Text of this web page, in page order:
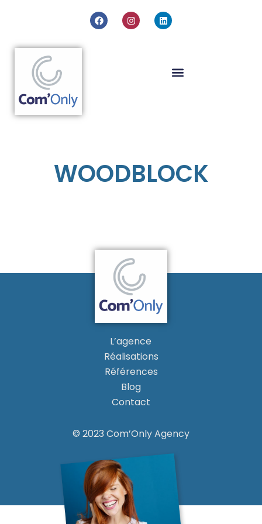
WOODBLOCK
L’agence
Réalisations
Références
Blog
Contact
© 2023 Com’Only Agency